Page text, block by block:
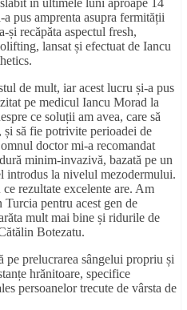
pus amprenta asupra fermității
și recăpăta aspectul fresh,
lansat și efectuat de Iancu
de mult, iar acest lucru și-a pus
pe medicul Iancu Morad la
ce soluții am avea, care să
să fie potrivite perioadei de
doctor mi-a recomandat
minim-invazivă, bazată pe un
introdus la nivelul mezodermului.
rezultate excelente are. Am
pentru acest gen de
mult mai bine și ridurile de
Botezatu.
prelucrarea sângelui propriu și
hrănitoare, specifice
persoanelor trecute de vârsta de